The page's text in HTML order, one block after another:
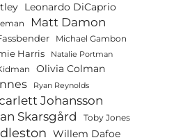
Leonardo DiCaprio
Matt Damon
Michael Gambon
Harris Natalie Portman
Olivia Colman
Ryan Reynolds
Johansson
Skarsgård Toby Jones
Willem Dafoe